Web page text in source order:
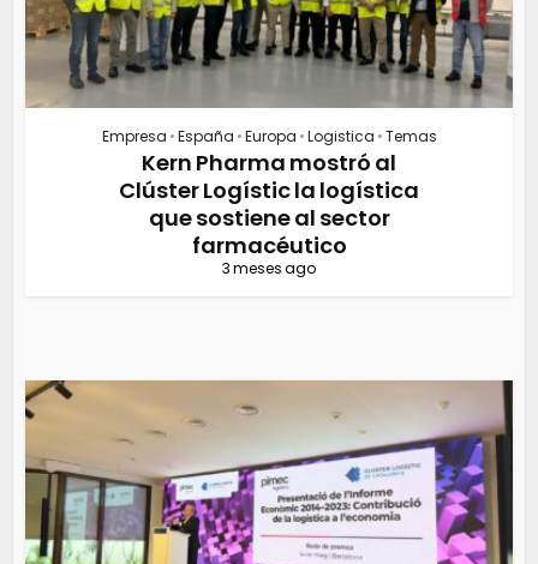
Empresa •España •Europa •Logistica •Temas
Kern Pharma mostró al
Clúster Logístic la logística
que sostiene al sector
farmacéutico
3 meses ago